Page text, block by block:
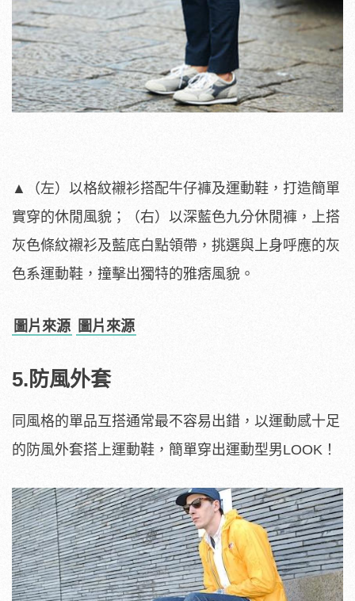
▲（左）以格紋襯衫搭配牛仔褲及運動鞋，打造簡單
實穿的休閒風貌；（右）以深藍色九分休閒褲，上搭
灰色條紋襯衫及藍底白點領帶，挑選與上身呼應的灰
色系運動鞋，撞擊出獨特的雅痞風貌。
圖片來源 圖片來源
5.防風外套
同風格的單品互搭通常最不容易出錯，以運動感十足
的防風外套搭上運動鞋，簡單穿出運動型男LOOK！